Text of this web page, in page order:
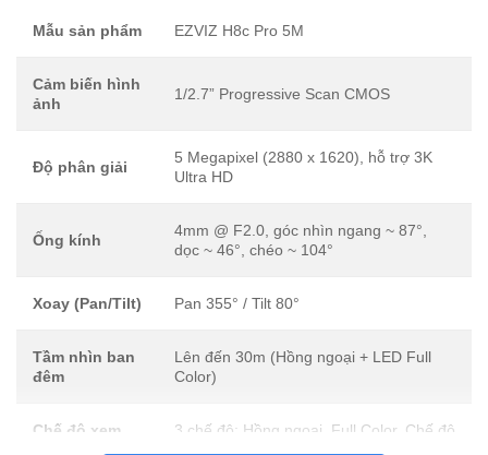
Mẫu sản phẩm EZVIZ H8c Pro 5M
Cảm biến hình
ảnh
1/2.7” Progressive Scan CMOS
Độ phân giải
5 Megapixel (2880 x 1620), hỗ trợ 3K
Ultra HD
Ống kính
4mm @ F2.0, góc nhìn ngang ~ 87°,
dọc ~ 46°, chéo ~ 104°
Xoay (Pan/Tilt) Pan 355° / Tilt 80°
Tầm nhìn ban
đêm
Lên đến 30m (Hồng ngoại + LED Full
Color)
Chế độ xem
3 chế độ: Hồng ngoại, Full Color, Chế độ